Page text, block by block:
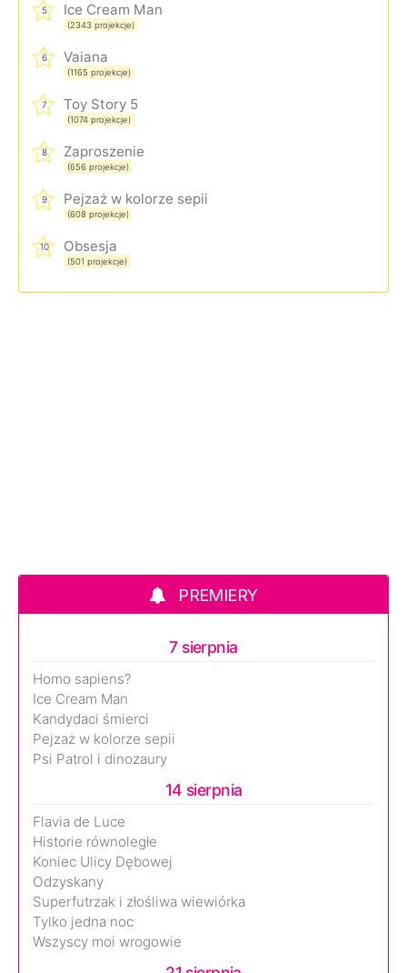
5 Ice Cream Man
(2343 projekcje)
6 Vaiana
(1165 projekcje)
7 Toy Story 5
(1074 projekcje)
8 Zaproszenie
(656 projekcje)
9 Pejzaż w kolorze sepii
(608 projekcje)
10 Obsesja
(501 projekcje)
PREMIERY
7 sierpnia
Homo sapiens?
Ice Cream Man
Kandydaci śmierci
Pejzaż w kolorze sepii
Psi Patrol i dinozaury
14 sierpnia
Flavia de Luce
Historie równoległe
Koniec Ulicy Dębowej
Odzyskany
Superfutrzak i złośliwa wiewiórka
Tylko jedna noc
Wszyscy moi wrogowie